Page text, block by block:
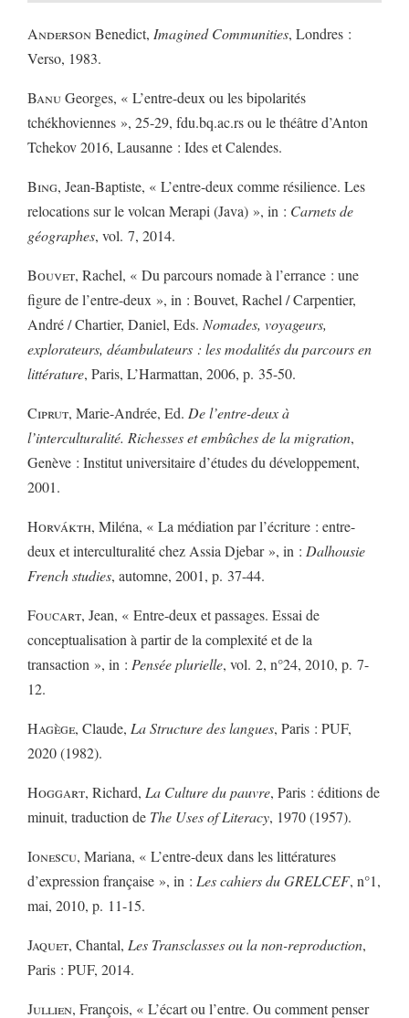
AndersonBenedict, Imagined Communities, Londres :
Verso, 1983.
BanuGeorges, « L’entre-deux ou les bipolarités
tchékhoviennes », 25-29, fdu.bq.ac.rs ou le théâtre d’Anton
Tchekov 2016, Lausanne : Ides et Calendes.
Bing, Jean-Baptiste, « L’entre-deux comme résilience. Les
relocations sur le volcan Merapi (Java) », in : Carnets de
géographes, vol. 7, 2014.
Bouvet, Rachel, « Du parcours nomade à l’errance : une
figure de l’entre-deux », in : Bouvet, Rachel / Carpentier,
André / Chartier, Daniel, Eds. Nomades, voyageurs,
explorateurs, déambulateurs : les modalités du parcours en
littérature, Paris, L’Harmattan, 2006, p. 35-50.
Ciprut, Marie-Andrée, Ed. De l’entre-deux à
l’interculturalité. Richesses et embûches de la migration,
Genève : Institut universitaire d’études du développement,
2001.
Horvákth, Miléna, « La médiation par l’écriture : entre-
deux et interculturalité chez Assia Djebar », in : Dalhousie
French studies, automne, 2001, p. 37-44.
Foucart, Jean, « Entre-deux et passages. Essai de
conceptualisation à partir de la complexité et de la
transaction », in : Pensée plurielle, vol. 2, n°24, 2010, p. 7-
12.
Hagège, Claude, La Structure des langues, Paris : PUF,
2020 (1982).
Hoggart, Richard, La Culture du pauvre, Paris : éditions de
minuit, traduction de The Uses of Literacy, 1970 (1957).
Ionescu, Mariana, « L’entre-deux dans les littératures
d’expression française », in : Les cahiers du GRELCEF, n°1,
mai, 2010, p. 11-15.
Jaquet, Chantal, Les Transclasses ou la non-reproduction,
Paris : PUF, 2014.
Jullien, François, « L’écart ou l’entre. Ou comment penser